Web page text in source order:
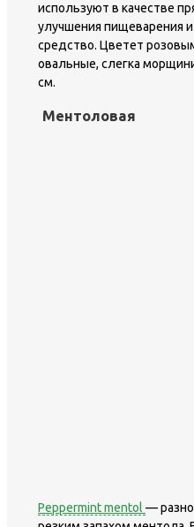
используют в качестве
улучшения пищеварения
средство. Цветет
овальные, слегка
см.
Ментоловая
Peppermint mentol —